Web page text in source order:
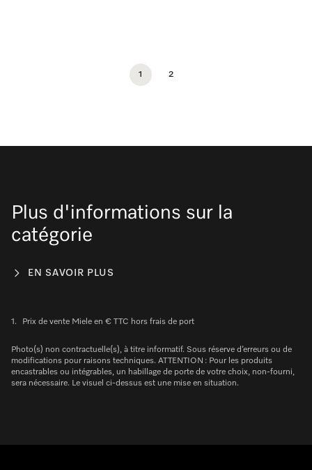
1 2
Plus d'informations sur la
catégorie
EN SAVOIR PLUS
1. Prix de vente Miele en € TTC hors frais de port
Photo(s) non contractuelle(s), à titre informatif. Sous réserve d’erreurs ou de
modifications pour raisons techniques. ATTENTION : Pour les produits
encastrables ou intégrables, un habillage de porte de votre choix, non-fourni,
sera nécessaire. Le visuel ci-dessus est une mise en situation.